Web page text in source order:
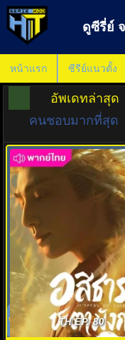
ดูซีรี่ย์
หน้าแรก ซีรีย์แนวตั้ง
อัพเดทล่าสุด
คนชอบมากที่สุด
อสิธารา ชะตามังกร
Whispers of Fate พากย์ไท
40
8.0
TH EP. 80